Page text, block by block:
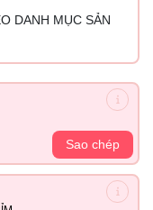
DANH MỤC SẢN
Sao chép